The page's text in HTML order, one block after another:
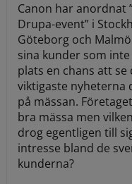
Canon har anordnat
Drupa-event” i
Göteborg och
sina kunder som inte
plats en chans att se
viktigaste nyheterna
på mässan.
bra mässa men
drog egentligen till
intresse bland de
kunderna?